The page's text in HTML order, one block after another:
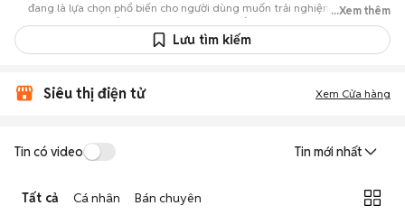
đang là lựa chọn phổ biến cho người dùng muốn trải nghiệm dòng máy
này với chi phí thấp hơn so với khi mới ra mắt.
Nguồn cung phong phú: Dễ dàng tìm thấySamsung
sắc.
tin đăng.
Mua bán linh hoạt: Hai bên có thể chủ động thỏa thuận giá cả và
địa điểm giao nhận, chốt giao dịch nhanh chóng khi đạt được
...Xem thêm
Lưu tìm kiếm
Siêu thị điện tử Xem Cửa hàng
Tin có video Tin mới nhất
Tất cả Cá nhân Bán chuyên